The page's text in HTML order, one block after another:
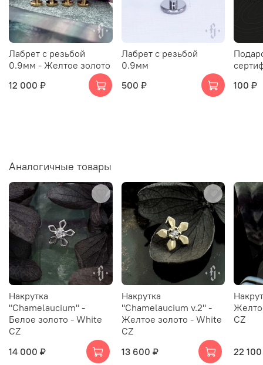
Лабрет с резьбой
0.9мм - Желтое золото
12 000 ₽
Лабрет с резьбой
0.9мм
500 ₽
100 ₽
Аналогичные товары
Накрутка
"Chamelaucium" -
Белое золото - White
CZ
14 000 ₽
Накрутка
"Chamelaucium v.2" -
Желтое золото - White
CZ
13 600 ₽
CZ
22